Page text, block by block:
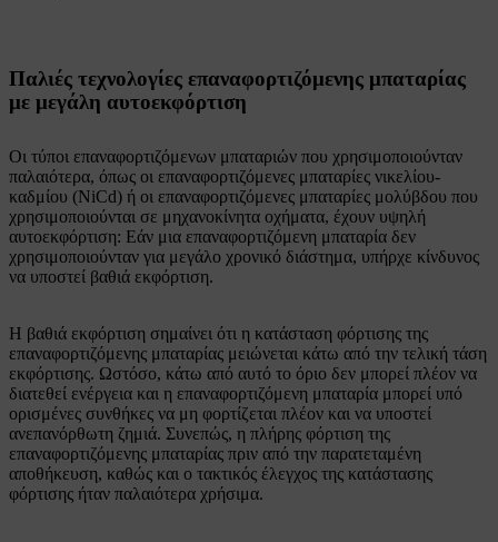
Παλιές τεχνολογίες επαναφορτιζόμενης μπαταρίας
με μεγάλη αυτοεκφόρτιση
Οι τύποι επαναφορτιζόμενων μπαταριών που χρησιμοποιούνταν
παλαιότερα, όπως οι επαναφορτιζόμενες μπαταρίες νικελίου-
καδμίου (NiCd) ή οι επαναφορτιζόμενες μπαταρίες μολύβδου που
χρησιμοποιούνται σε μηχανοκίνητα οχήματα, έχουν υψηλή
αυτοεκφόρτιση: Εάν μια επαναφορτιζόμενη μπαταρία δεν
χρησιμοποιούνταν για μεγάλο χρονικό διάστημα, υπήρχε κίνδυνος
να υποστεί βαθιά εκφόρτιση.
Η βαθιά εκφόρτιση σημαίνει ότι η κατάσταση φόρτισης της
επαναφορτιζόμενης μπαταρίας μειώνεται κάτω από την τελική τάση
εκφόρτισης. Ωστόσο, κάτω από αυτό το όριο δεν μπορεί πλέον να
διατεθεί ενέργεια και η επαναφορτιζόμενη μπαταρία μπορεί υπό
ορισμένες συνθήκες να μη φορτίζεται πλέον και να υποστεί
ανεπανόρθωτη ζημιά. Συνεπώς, η πλήρης φόρτιση της
επαναφορτιζόμενης μπαταρίας πριν από την παρατεταμένη
αποθήκευση, καθώς και ο τακτικός έλεγχος της κατάστασης
φόρτισης ήταν παλαιότερα χρήσιμα.